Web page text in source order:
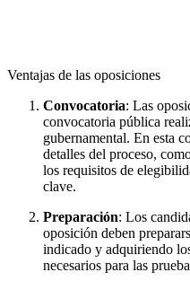
Ventajas de las oposiciones
Convocatoria: Las
convocatoria pública
gubernamental. En esta
detalles del proceso,
los requisitos de
clave.
Preparación: Los
oposición deben
indicado y adquiriendo
necesarios para las